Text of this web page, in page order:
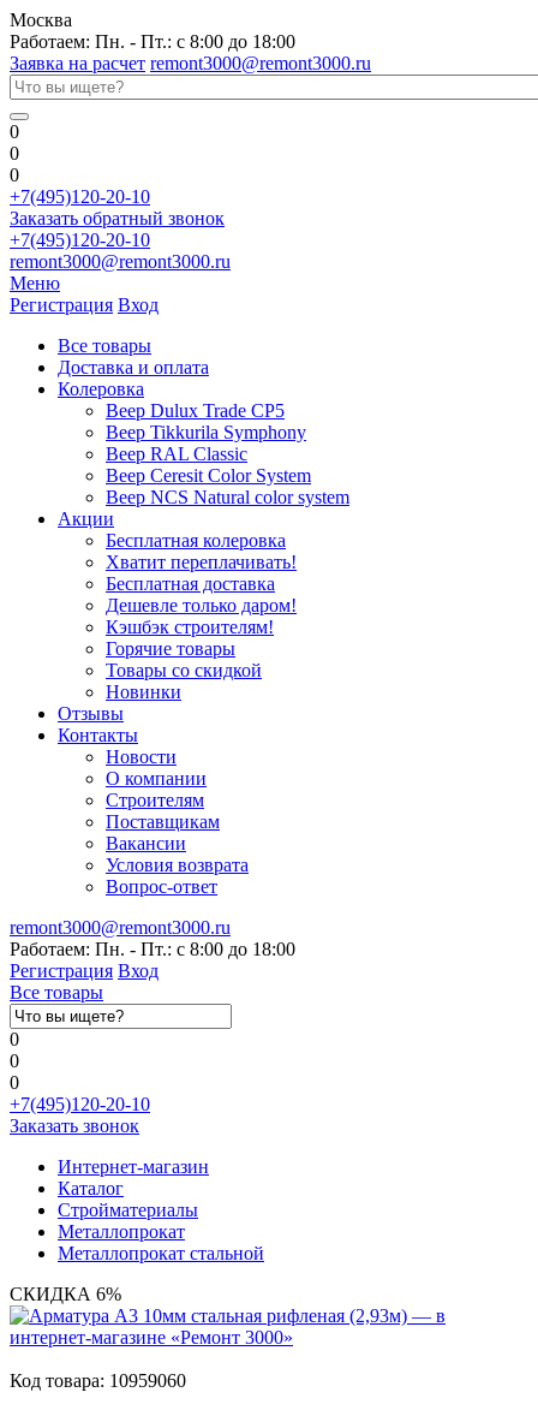
Москва
Работаем: Пн. - Пт.: с 8:00 до 18:00
Заявка на расчет remont3000@remont3000.ru
0
0
0
+7(495)120-20-10
Заказать обратный звонок
+7(495)120-20-10
remont3000@remont3000.ru
Меню
Регистрация Вход
Все товары
Доставка и оплата
Колеровка
Веер Dulux Trade CP5
Веер Tikkurila Symphony
Веер RAL Classic
Веер Ceresit Color System
Веер NCS Natural color system
Акции
Бесплатная колеровка
Хватит переплачивать!
Бесплатная доставка
Дешевле только даром!
Кэшбэк строителям!
Горячие товары
Товары со скидкой
Новинки
Отзывы
Контакты
Новости
О компании
Строителям
Поставщикам
Вакансии
Условия возврата
Вопрос-ответ
remont3000@remont3000.ru
Работаем: Пн. - Пт.: с 8:00 до 18:00
Регистрация Вход
Все товары
0
0
0
+7(495)120-20-10
Заказать звонок
Интернет-магазин
Каталог
Стройматериалы
Металлопрокат
Металлопрокат стальной
СКИДКА 6%
Код товара: 10959060